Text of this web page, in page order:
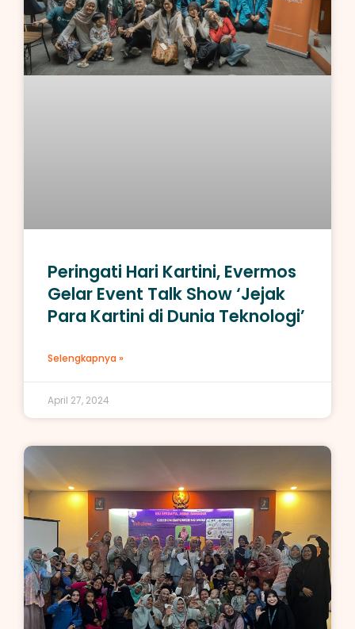
Peringati Hari Kartini, Evermos
Gelar Event Talk Show ‘Jejak
Para Kartini di Dunia Teknologi’
Selengkapnya »
April 27, 2024